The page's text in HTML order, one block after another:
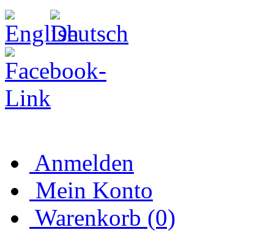
Anmelden
Mein Konto
Warenkorb (0)